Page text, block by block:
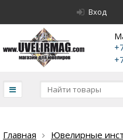
Вход
Главная
Ювелирные